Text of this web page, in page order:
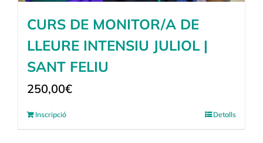
CURS DE MONITOR/A DE
LLEURE INTENSIU JULIOL |
SANT FELIU
250,00€
Inscripció Detalls